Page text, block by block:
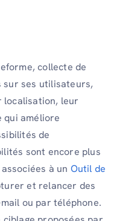
collecte de
sur ses utilisateurs,
localisation, leur
qui améliore
de
sont encore plus
à un Outil de
et relancer des
ou par téléphone.